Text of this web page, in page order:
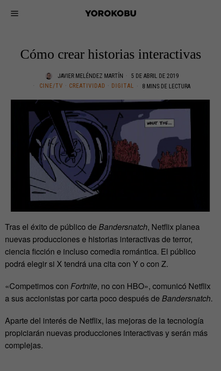
Cómo crear historias interactivas
JAVIER MELÉNDEZ MARTÍN
5 DE ABRIL DE 2019
CINE/TV · CREATIVIDAD · DIGITAL 8 MINS DE LECTURA
Tras el éxito de público de Bandersnatch, Netflix planea
nuevas producciones e historias interactivas de terror,
ciencia ficción e incluso comedia romántica. El público
podrá elegir si X tendrá una cita con Y o con Z.
«Competimos con Fortnite, no con HBO», comunicó Netflix
a sus accionistas por carta poco después de Bandersnatch.
Aparte del interés de Netflix, las mejoras de la tecnología
propiciarán nuevas producciones interactivas y serán más
complejas.